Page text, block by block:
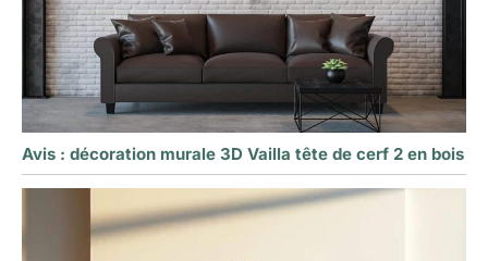
Avis : décoration murale 3D Vailla tête de cerf 2 en bois